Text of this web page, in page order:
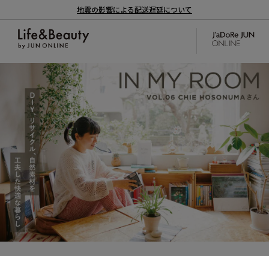
地震の影響による配送遅延について